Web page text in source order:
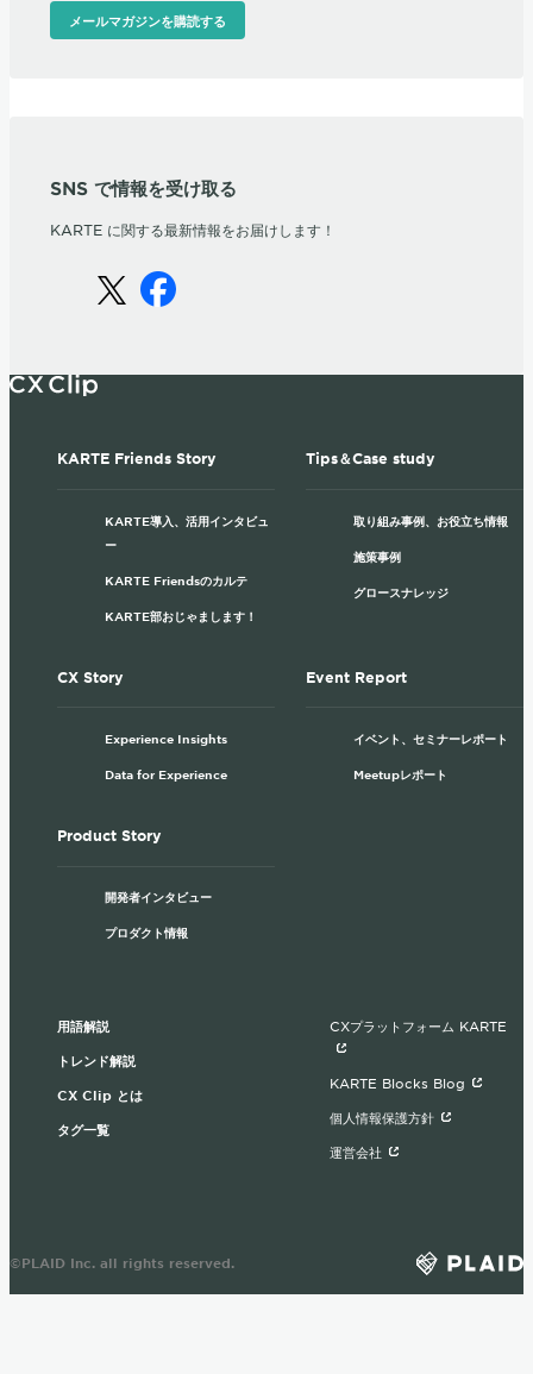
メールマガジンを購読する
SNS で情報を受け取る
KARTE に関する最新情報をお届けします！
KARTE Friends Story
KARTE導入、活用インタビュ
ー
KARTE Friendsのカルテ
KARTE部おじゃまします！
Tips＆Case study
取り組み事例、お役立ち情報
施策事例
グロースナレッジ
CX Story
Experience Insights
Data for Experience
Event Report
イベント、セミナーレポート
Meetupレポート
Product Story
開発者インタビュー
プロダクト情報
用語解説
トレンド解説
CX Clip とは
タグ一覧
CXプラットフォーム KARTE
KARTE Blocks Blog
個人情報保護方針
運営会社
©PLAID Inc. all rights reserved.